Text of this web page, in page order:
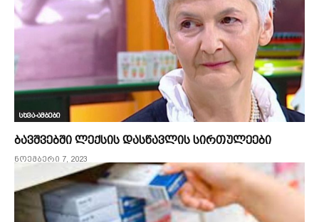
სხვა-ამბები
ბავშვებში ლექსის დასწავლის სირთულეები
ნოემბერი 7, 2023